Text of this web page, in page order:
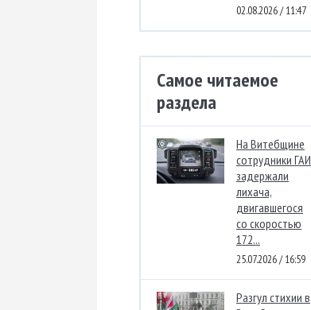
02.08.2026 / 11:47
Самое читаемое
раздела
На Витебщине
сотрудники ГАИ
задержали
лихача,
двигавшегося
со скоростью
172...
25.07.2026 / 16:59
Разгул стихии в